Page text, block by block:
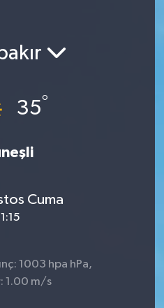
35°
Cuma
1003 hpa hPa,
1.00 m/s